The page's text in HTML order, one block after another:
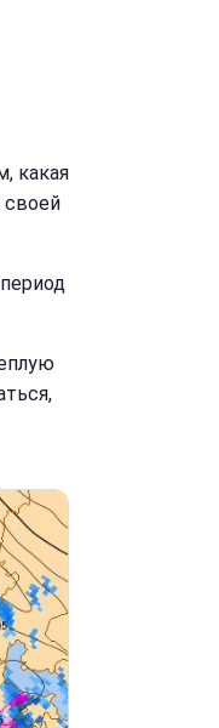
какая
своей